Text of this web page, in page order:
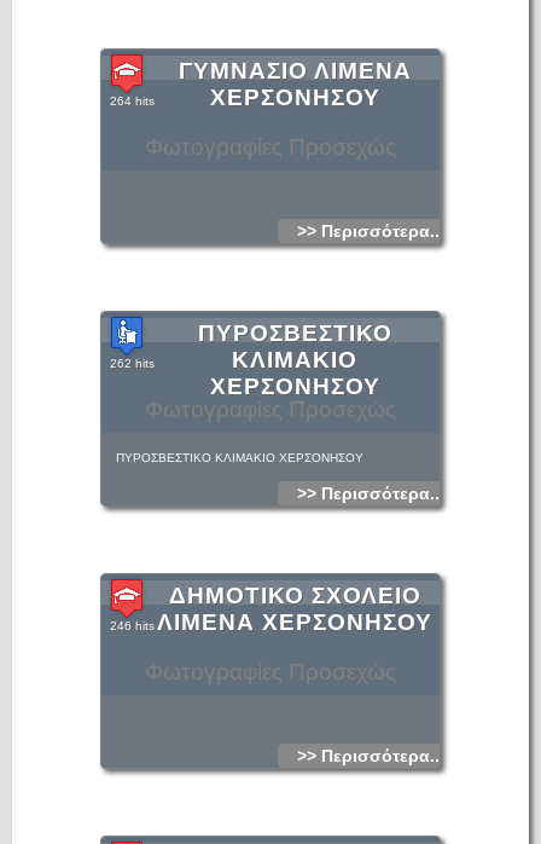
Φωτογραφίες Προσεχώς
ΓΥΜΝΑΣΙΟ ΛΙΜΕΝΑ
ΧΕΡΣΟΝΗΣΟΥ
264 hits
>> Περισσότερα...
Φωτογραφίες Προσεχώς
ΠΥΡΟΣΒΕΣΤΙΚΟ
ΚΛΙΜΑΚΙΟ
ΧΕΡΣΟΝΗΣΟΥ
262 hits
ΠΥΡΟΣΒΕΣΤΙΚΟ ΚΛΙΜΑΚΙΟ ΧΕΡΣΟΝΗΣΟΥ
>> Περισσότερα...
Φωτογραφίες Προσεχώς
ΔΗΜΟΤΙΚΟ ΣΧΟΛΕΙΟ
ΛΙΜΕΝΑ ΧΕΡΣΟΝΗΣΟΥ
246 hits
>> Περισσότερα...